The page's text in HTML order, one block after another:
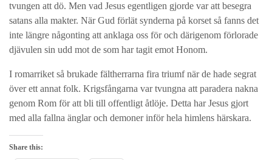
tvungen att dö. Men vad Jesus egentligen gjorde var att besegra
satans alla makter. När Gud förlät synderna på korset så fanns det
inte längre någonting att anklaga oss för och därigenom förlorade
djävulen sin udd mot de som har tagit emot Honom.
I romarriket så brukade fältherrarna fira triumf när de hade segrat
över ett annat folk. Krigsfångarna var tvungna att paradera nakna
genom Rom för att bli till offentligt åtlöje. Detta har Jesus gjort
med alla fallna änglar och demoner inför hela himlens härskara.
Share this: